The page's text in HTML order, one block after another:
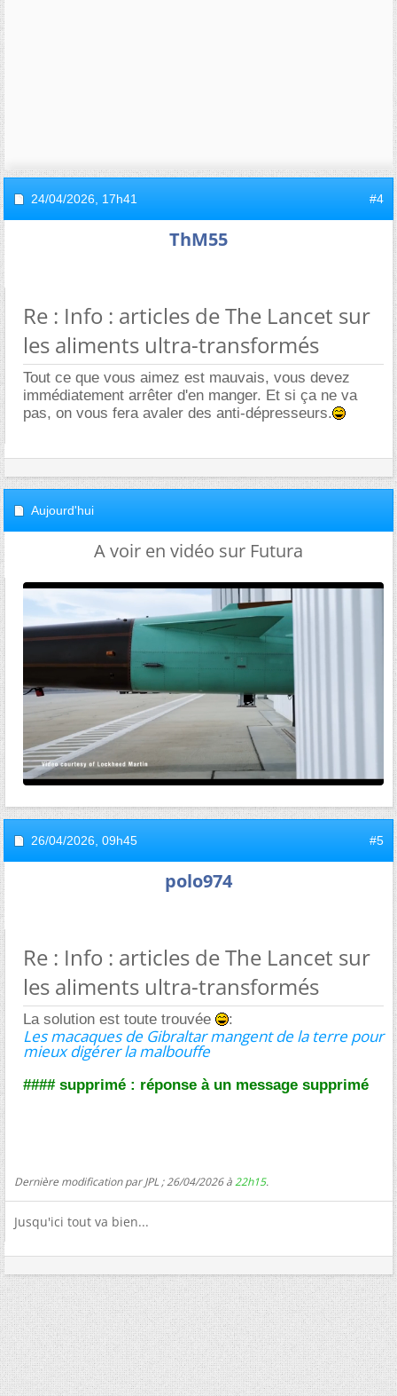
24/04/2026, 17h41 #4
ThM55
Re : Info : articles de The Lancet sur
les aliments ultra-transformés
Tout ce que vous aimez est mauvais, vous devez
immédiatement arrêter d'en manger. Et si ça ne va
pas, on vous fera avaler des anti-dépresseurs.
Aujourd'hui
A voir en vidéo sur Futura
26/04/2026, 09h45 #5
polo974
Re : Info : articles de The Lancet sur
les aliments ultra-transformés
La solution est toute trouvée :
Les macaques de Gibraltar mangent de la terre pour
mieux digérer la malbouffe
#### supprimé : réponse à un message supprimé
Dernière modification par JPL ; 26/04/2026 à22h15.
Jusqu'ici tout va bien...